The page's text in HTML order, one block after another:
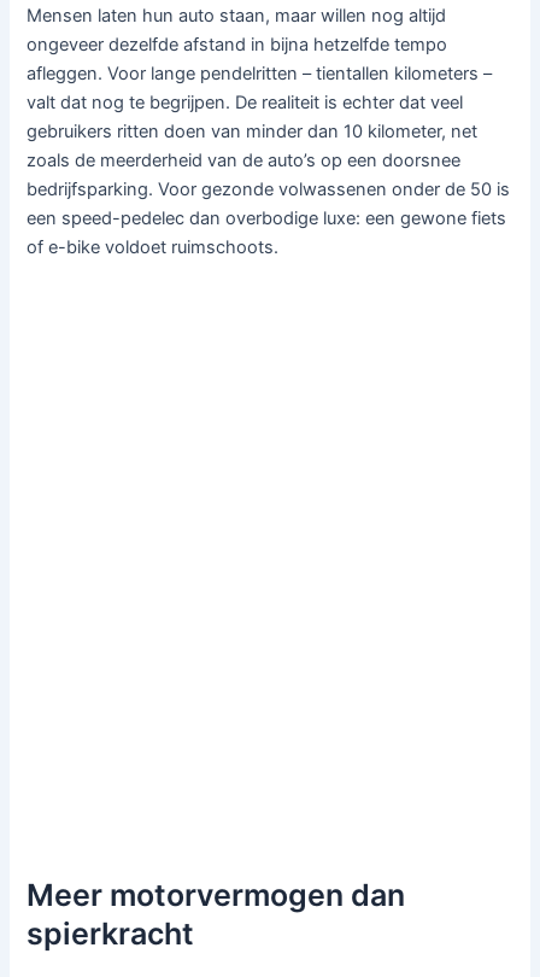
Mensen laten hun auto staan, maar willen nog altijd
ongeveer dezelfde afstand in bijna hetzelfde tempo
afleggen. Voor lange pendelritten – tientallen kilometers –
valt dat nog te begrijpen. De realiteit is echter dat veel
gebruikers ritten doen van minder dan 10 kilometer, net
zoals de meerderheid van de auto’s op een doorsnee
bedrijfsparking. Voor gezonde volwassenen onder de 50 is
een speed-pedelec dan overbodige luxe: een gewone fiets
of e-bike voldoet ruimschoots.
Meer motorvermogen dan
spierkracht